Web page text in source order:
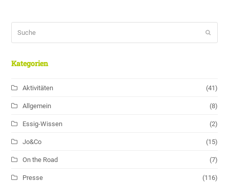
Kategorien
Aktivitäten (41)
Allgemein (8)
Essig-Wissen (2)
Jo&Co (15)
On the Road (7)
Presse (116)